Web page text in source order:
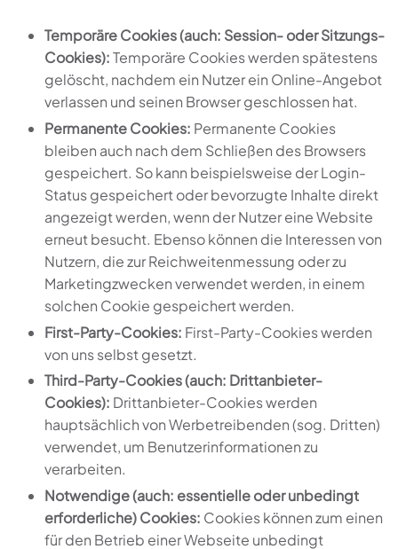
Temporäre Cookies (auch: Session- oder Sitzungs-
Cookies):Temporäre Cookies werden spätestens
gelöscht, nachdem ein Nutzer ein Online-Angebot
verlassen und seinen Browser geschlossen hat.
Permanente Cookies: Permanente Cookies
bleiben auch nach dem Schließen des Browsers
gespeichert. So kann beispielsweise der Login-
Status gespeichert oder bevorzugte Inhalte direkt
angezeigt werden, wenn der Nutzer eine Website
erneut besucht. Ebenso können die Interessen von
Nutzern, die zur Reichweitenmessung oder zu
Marketingzwecken verwendet werden, in einem
solchen Cookie gespeichert werden.
First-Party-Cookies: First-Party-Cookies werden
von uns selbst gesetzt.
Third-Party-Cookies (auch: Drittanbieter-
Cookies): Drittanbieter-Cookies werden
hauptsächlich von Werbetreibenden (sog. Dritten)
verwendet, um Benutzerinformationen zu
verarbeiten.
Notwendige (auch: essentielle oder unbedingt
erforderliche) Cookies: Cookies können zum einen
für den Betrieb einer Webseite unbedingt